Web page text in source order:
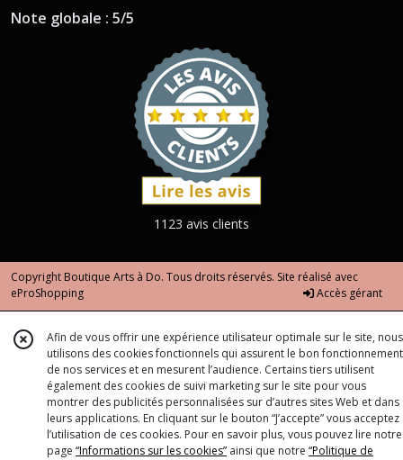
Note globale : 5/5
1123 avis clients
Copyright Boutique Arts à Do. Tous droits réservés. Site réalisé avec
eProShopping
Accès gérant
Afin de vous offrir une expérience utilisateur optimale sur le site, nous
utilisons des cookies fonctionnels qui assurent le bon fonctionnement
de nos services et en mesurent l’audience. Certains tiers utilisent
également des cookies de suivi marketing sur le site pour vous
montrer des publicités personnalisées sur d’autres sites Web et dans
leurs applications. En cliquant sur le bouton “J’accepte” vous acceptez
l’utilisation de ces cookies. Pour en savoir plus, vous pouvez lire notre
page “Informations sur les cookies” ainsi que notre “Politique de